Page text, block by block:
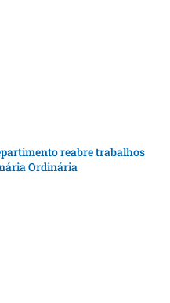
reabre trabalhos
Ordinária